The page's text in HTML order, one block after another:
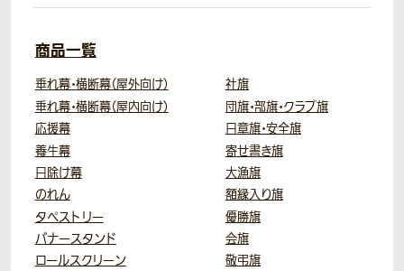
商品一覧
垂れ幕・横断幕（屋外向け）
垂れ幕・横断幕（屋内向け）
応援幕
養生幕
日除け幕
のれん
タペストリー
バナースタンド
ロールスクリーン
社旗
団旗・部旗・クラブ旗
日章旗・安全旗
寄せ書き旗
大漁旗
額縁入り旗
優勝旗
会旗
敬弔旗